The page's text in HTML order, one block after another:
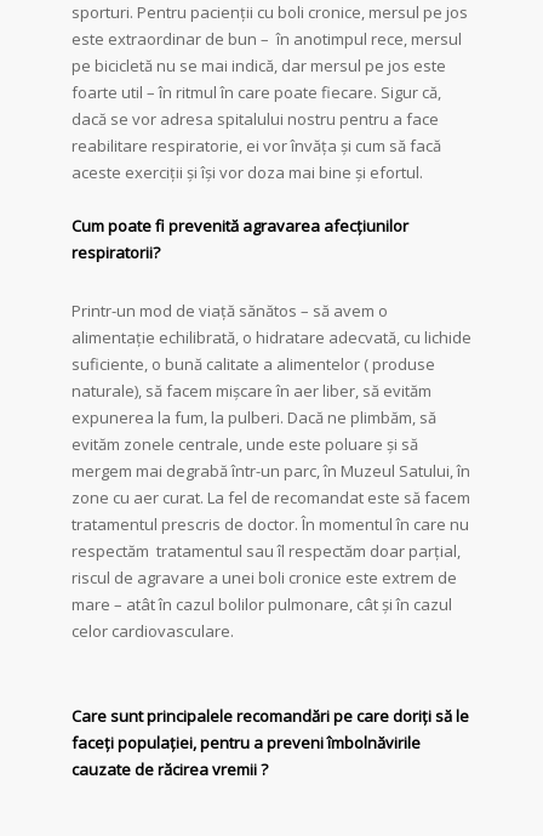
sporturi. Pentru pacienții cu boli cronice, mersul pe jos
este extraordinar de bun – în anotimpul rece, mersul
pe bicicletă nu se mai indică, dar mersul pe jos este
foarte util – în ritmul în care poate fiecare. Sigur că,
dacă se vor adresa spitalului nostru pentru a face
reabilitare respiratorie, ei vor învăța și cum să facă
aceste exerciții și își vor doza mai bine și efortul.
Cum poate fi prevenită agravarea afecţiunilor
respiratorii?
Printr-un mod de viață sănătos – să avem o
alimentație echilibrată, o hidratare adecvată, cu lichide
suficiente, o bună calitate a alimentelor ( produse
naturale), să facem mișcare în aer liber, să evităm
expunerea la fum, la pulberi. Dacă ne plimbăm, să
evităm zonele centrale, unde este poluare și să
mergem mai degrabă într-un parc, în Muzeul Satului, în
zone cu aer curat. La fel de recomandat este să facem
tratamentul prescris de doctor. În momentul în care nu
respectăm tratamentul sau îl respectăm doar parțial,
riscul de agravare a unei boli cronice este extrem de
mare – atât în cazul bolilor pulmonare, cât și în cazul
celor cardiovasculare.
Care sunt principalele recomandări pe care doriţi să le
faceţi populației, pentru a preveni îmbolnăvirile
cauzate de răcirea vremii ?